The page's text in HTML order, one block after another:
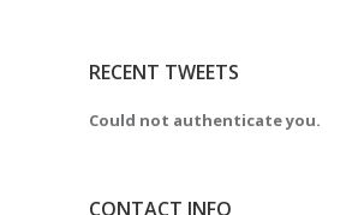
RECENT TWEETS
Could not authenticate you.
CONTACT INFO